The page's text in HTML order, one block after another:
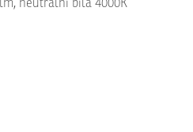
neutrální bílá 4000K